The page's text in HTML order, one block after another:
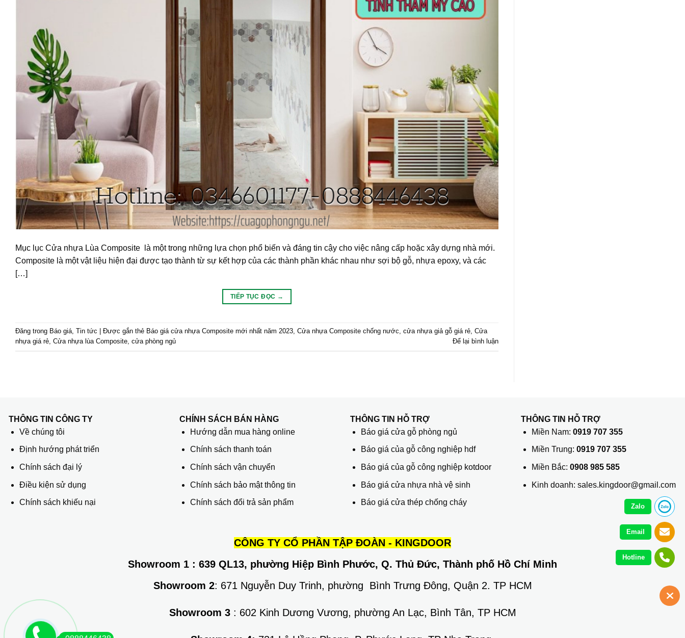
Mục lục Cửa nhựa Lùa Composite là một trong những lựa chọn phổ biến và đáng tin cậy cho việc nâng cấp hoặc xây dựng nhà mới.
Composite là một vật liệu hiện đại được tạo thành từ sự kết hợp của các thành phần khác nhau như sợi bộ gỗ, nhựa epoxy, và các
[…]
TIẾP TỤC ĐỌC →
Đăng trong Báo giá, Tin tức Được gắn thẻ Báo giá cửa nhựa Composite mới nhất năm 2023, Cửa nhựa Composite chống nước, cửa nhựa giả gỗ giá rẻ, Cửa
nhựa giá rẻ, Cửa nhựa lùa Composite, cửa phòng ngủ Để lại bình luận
THÔNG TIN CÔNG TY
Về chúng tôi
Định hướng phát triển
Chính sách đại lý
Điều kiện sử dụng
Chính sách khiếu nại
CHÍNH SÁCH BÁN HÀNG
Hướng dẫn mua hàng online
Chính sách thanh toán
Chính sách vận chuyển
Chính sách bảo mật thông tin
Chính sách đổi trả sản phẩm
THÔNG TIN HỖ TRỢ
Báo giá cửa gỗ phòng ngủ
Báo giá của gỗ công nghiệp hdf
Báo giá của gỗ công nghiệp kotdoor
Báo giá cửa nhựa nhà vệ sinh
Báo giá cửa thép chống cháy
THÔNG TIN HỖ TRỢ
Miền Nam: 0919 707 355
Miền Trung: 0919 707 355
Miền Bắc: 0908 985 585
Kinh doanh: sales.kingdoor@gmail.com
CÔNG TY CỔ PHẦN TẬP ĐOÀN - KINGDOOR
Showroom 1 : 639 QL13, phường Hiệp Bình Phước, Q. Thủ Đức, Thành phố Hồ Chí Minh
Showroom 2: 671 Nguyễn Duy Trinh, phường Bình Trưng Đông, Quận 2. TP HCM
Showroom 3: 602 Kinh Dương Vương, phường An Lạc, Bình Tân, TP HCM
Zalo
Email
Hotline